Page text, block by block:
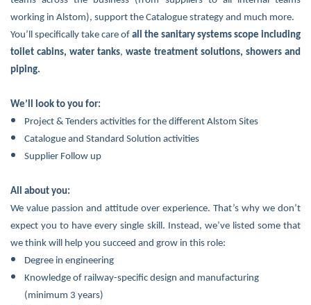
working in Alstom), support the Catalogue strategy and much more.
You’ll specifically take care of all the sanitary systems scope including
toilet cabins, water tanks, waste treatment solutions, showers and
piping.
We’ll look to you for:
Project & Tenders activities for the different Alstom Sites
Catalogue and Standard Solution activities
Supplier Follow up
All about you:
We value passion and attitude over experience. That’s why we don’t
expect you to have every single skill. Instead, we’ve listed some that
we think will help you succeed and grow in this role:
Degree in engineering
Knowledge of railway-specific design and manufacturing
(minimum 3 years)